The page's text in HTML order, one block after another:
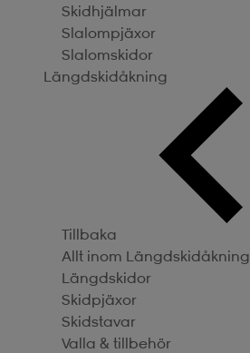
Skidhjälmar
Slalompjäxor
Slalomskidor
Längdskidåkning
Tillbaka
Allt inom Längdskidåkning
Längdskidor
Skidpjäxor
Skidstavar
Valla & tillbehör